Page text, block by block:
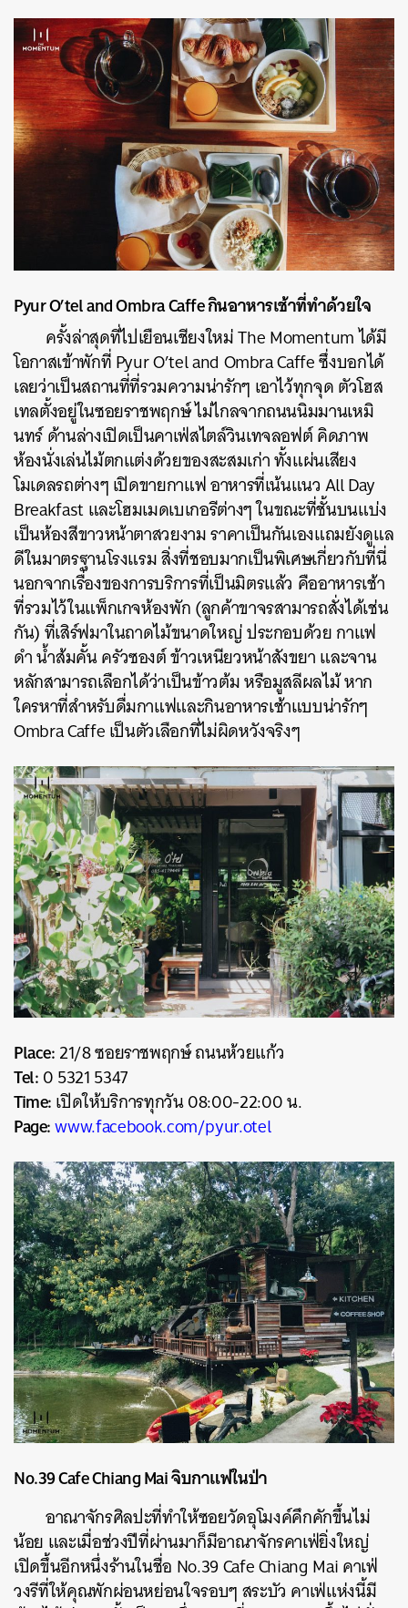
Pyur O’tel and Ombra Caffe กินอาหารเช้าที่ทำด้วยใจ
ครั้งล่าสุดที่ไปเยือนเชียงใหม่ The Momentum ได้มี
โอกาสเข้าพักที่ Pyur O’tel and Ombra Caffe ซึ่งบอกได้
เลยว่าเป็นสถานที่ที่รวมความน่ารักๆ เอาไว้ทุกจุด ตัวโฮส
เทลตั้งอยู่ในซอยราชพฤกษ์ ไม่ไกลจากถนนนิมมานเหมิ
นทร์ ด้านล่างเปิดเป็นคาเฟ่สไตล์วินเทจลอฟต์ คิดภาพ
ห้องนั่งเล่นไม้ตกแต่งด้วยของสะสมเก่า ทั้งแผ่นเสียง
โมเดลรถต่างๆ เปิดขายกาแฟ อาหารที่เน้นแนว All Day
Breakfast และโฮมเมดเบเกอรีต่างๆ ในขณะที่ชั้นบนแบ่ง
เป็นห้องสีขาวหน้าตาสวยงาม ราคาเป็นกันเองแถมยังดูแล
ดีในมาตรฐานโรงแรม สิ่งที่ชอบมากเป็นพิเศษเกี่ยวกับที่นี่
นอกจากเรื่องของการบริการที่เป็นมิตรแล้ว คืออาหารเช้า
ที่รวมไว้ในแพ็กเกจห้องพัก (ลูกค้าขาจรสามารถสั่งได้เช่น
กัน) ที่เสิร์ฟมาในถาดไม้ขนาดใหญ่ ประกอบด้วย กาแฟ
ดำ น้ำส้มคั้น ครัวซองต์ ข้าวเหนียวหน้าสังขยา และจาน
หลักสามารถเลือกได้ว่าเป็นข้าวต้ม หรือมูสลีผลไม้ หาก
ใครหาที่สำหรับดื่มกาแฟและกินอาหารเช้าแบบน่ารักๆ
Ombra Caffe เป็นตัวเลือกที่ไม่ผิดหวังจริงๆ
Place:21/8 ซอยราชพฤกษ์ ถนนห้วยแก้ว
Tel:0 5321 5347
Time:เปิดให้บริการทุกวัน 08:00-22:00 น.
Page:www.facebook.com/pyur.otel
No.39 Cafe Chiang Mai จิบกาแฟในป่า
อาณาจักรศิลปะที่ทำให้ซอยวัดอุโมงค์คึกคักขึ้นไม่
น้อย และเมื่อช่วงปีที่ผ่านมาก็มีอาณาจักรคาเฟ่ยิ่งใหญ่
เปิดขึ้นอีกหนึ่งร้านในชื่อ No.39 Cafe Chiang Mai คาเฟ่
วงรีที่ให้คุณพักผ่อนหย่อนใจรอบๆ สระบัว คาเฟ่แห่งนี้มี
ค้นหา
SHARE TWEET LINE EMAIL